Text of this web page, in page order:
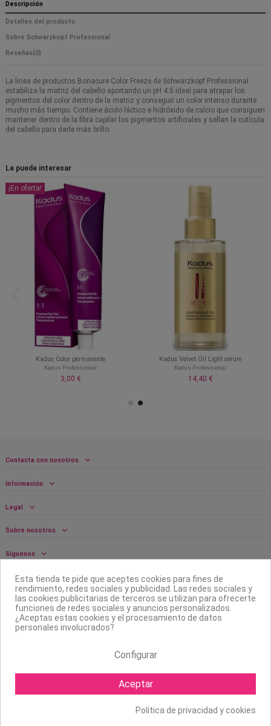
Descripción
Detalles del producto
Sobre Schwarzkopf Professional
Reseñas(0)
La línea de productos Bonacure Color Freeze de Schwarzkopf Professional
estabiliza la matriz del cabello aportando un pH 4.5 ideal para atrapar los
pigmentos del color dentro de la matriz y conseguir un color intenso durante
mucho más tiempo. Contiene ácido láctico e hidróxido de calcio que consiguen
mantener dentro de la fibra capilar los pigmentos artificiales y sellan la cutícula
del cabello para darle más brillo.
Le puede interesar
¡En oferta!
Kadus Color permanente
Kadus Professional
3,00 €
Kadus Velvet Oil Light serum
Kadus Professional
14,40 €
Contacta con nosotros
Información
Legal
Sobre nosotros
Síguenos
Boletín
Esta tienda te pide que aceptes cookies para fines de
rendimiento, redes sociales y publicidad. Las redes sociales y
las cookies publicitarias de terceros se utilizan para ofrecerte
funciones de redes sociales y anuncios personalizados.
¿Aceptas estas cookies y el procesamiento de datos
personales involucrados?
Configurar
Aceptar
Política de privacidad y cookies